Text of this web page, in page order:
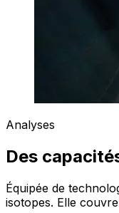
Analyses
Des
Équipée de
isotopes. Elle